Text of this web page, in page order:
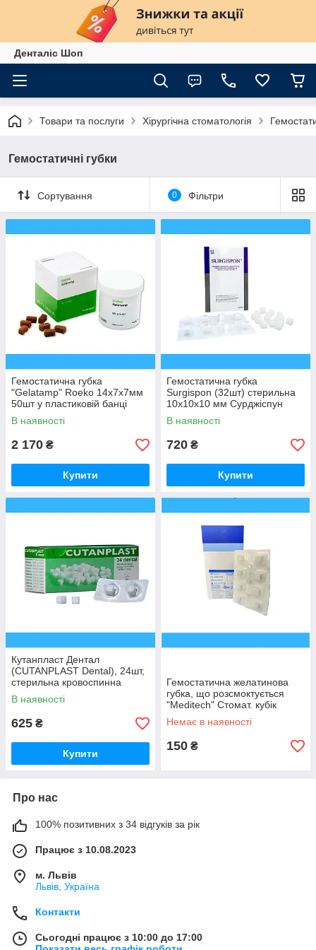
Денталіс Шоп
Товари та послуги Хірургічна стоматологія
Гемостатичні губки
Сортування 0 Фільтри
Гемостатична губка
"Gelatamp" Roeko 14х7х7мм
50шт у пластиковій банці
В наявності
2 170 ₴
Купити
Гемостатична губка
Surgispon (32шт) стерильна
10х10х10 мм Сурджіспун
В наявності
720 ₴
Купити
Кутанпласт Дентал
(CUTANPLAST Dental), 24шт,
стерильна кровоспинна
желатинова губка, розмір
10х10x10
В наявності
625 ₴
Купити
Гемостатична желатинова
губка, що розсмоктується
"Meditech" Стомат. кубік
(10х10х10) пластинка 8шт
Немає в наявності
150 ₴
Про нас
100% позитивних з 34 відгуків за рік
Працює з 10.08.2023
м. Львів
Львів, Україна
Контакти
Сьогодні працює з 10:00 до 17:00